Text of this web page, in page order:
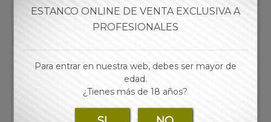
ESTANCO ONLINE DE VENTA EXCLUSIVA A
PROFESIONALES
Para entrar en nuestra web, debes ser mayor de
edad.
¿Tienes más de 18 años?